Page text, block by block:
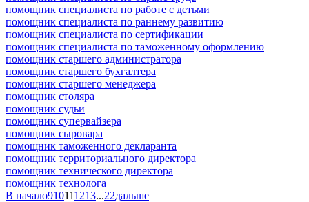
помощник специалиста по работе с детьми
помощник специалиста по раннему развитию
помощник специалиста по сертификации
помощник специалиста по таможенному оформлению
помощник старшего администратора
помощник старшего бухгалтера
помощник старшего менеджера
помощник столяра
помощник судьи
помощник супервайзера
помощник сыровара
помощник таможенного декларанта
помощник территориального директора
помощник технического директора
помощник технолога
В начало910111213...22дальше